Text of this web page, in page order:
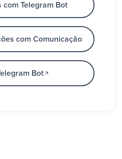
com Telegram Bot
com Comunicação
Bot